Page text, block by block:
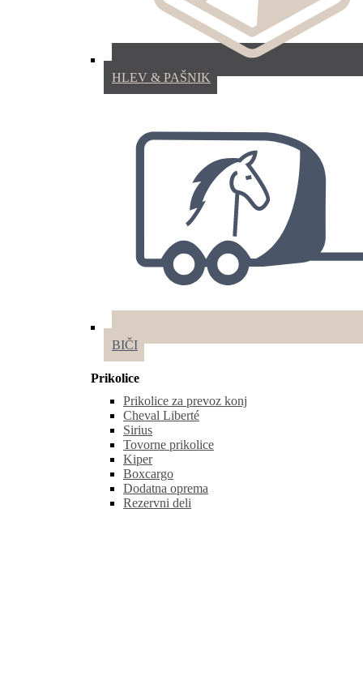
HLEV & PAŠNIK
BIČI
Prikolice
Prikolice za prevoz konj
Cheval Liberté
Sirius
Tovorne prikolice
Kiper
Boxcargo
Dodatna oprema
Rezervni deli